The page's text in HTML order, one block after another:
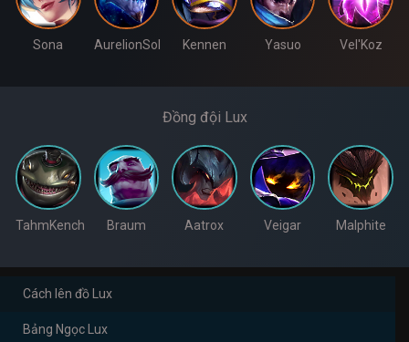
Sona AurelionSol Kennen Yasuo Vel'Koz
Đồng đội Lux
TahmKench Braum Aatrox Veigar Malphite
Cách lên đồ Lux
Bảng Ngọc Lux